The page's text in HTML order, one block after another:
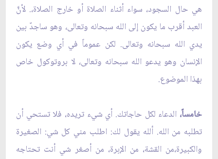
هي حال السجود، سواء أثناء الصلاة أو خارج الصلاة،. لأنَّ
العبد أقرب ما يكون إلى الله سبحانه وتعالى، وهو ساجدٌ بين
يدي الله سبحانه وتعالى. لكن عموماً في أي وضع يكون
الإنسان وهو يدعو الله سبحانه وتعالى، لا بروتوكول خاص
بهذا الموضوع.
خامساً، الدعاء لكل حاجاتك. أي شيء تريده، فلا تستحي أن
تطلبه من الله. ألله يقول لك: اطلب مني كل شي: الصغيرة
والكبيرة،من القشة، من الإبرة، من أصغر شي أنت تحتاجه